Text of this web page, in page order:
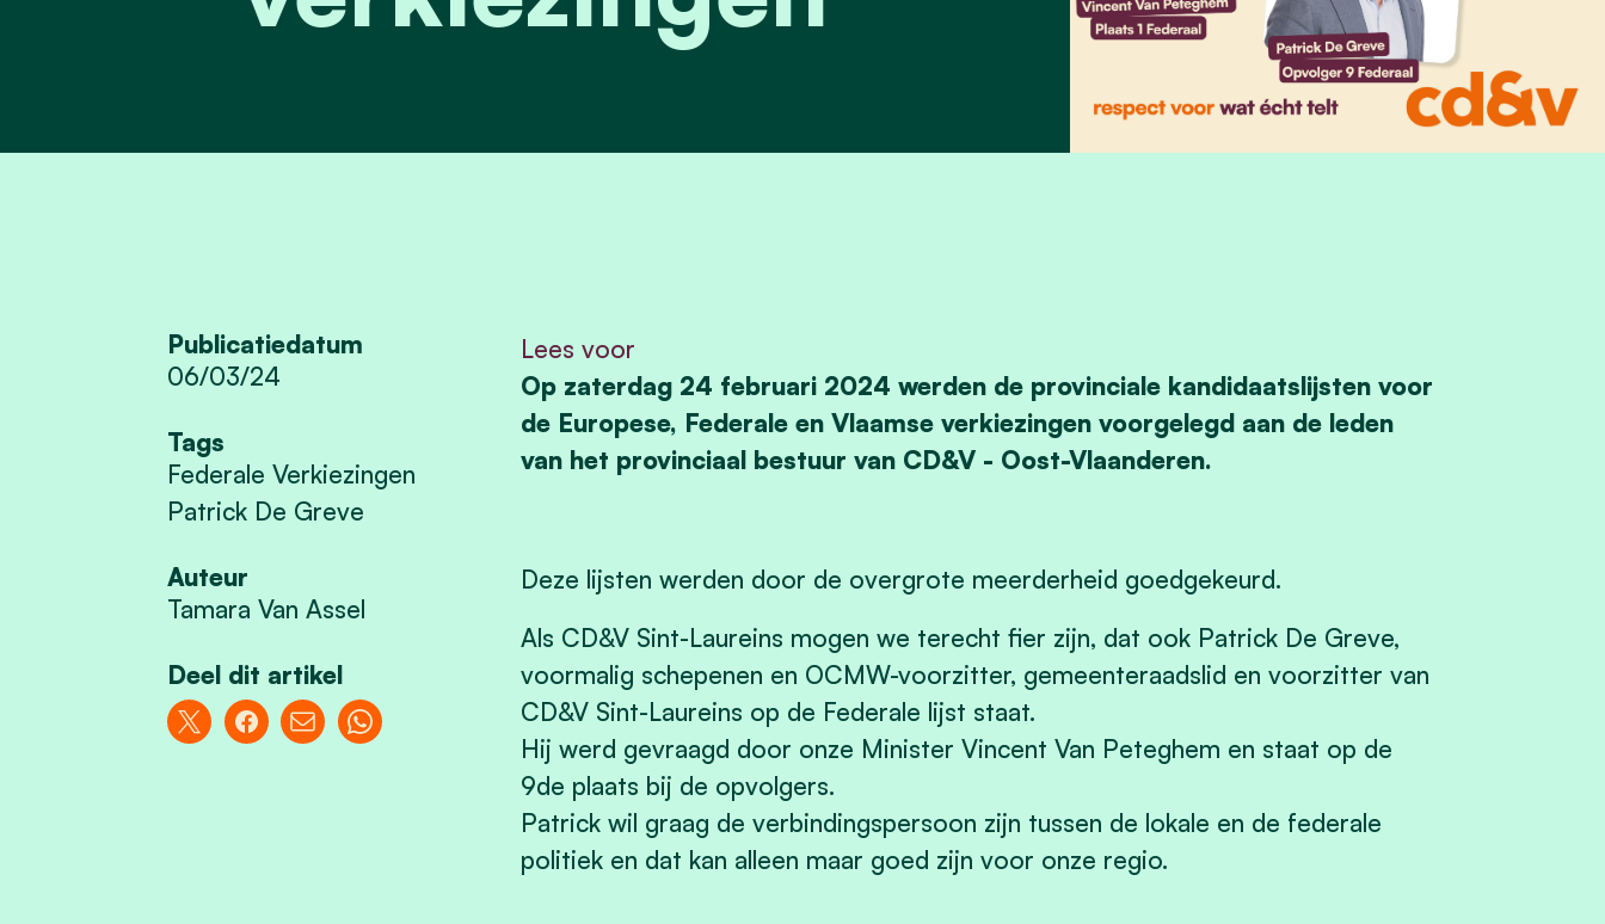
Publicatiedatum
06/03/24
Tags
Federale Verkiezingen
Patrick De Greve
Auteur
Tamara Van Assel
Deel dit artikel
Lees voor
Op zaterdag 24 februari 2024 werden de provinciale kandidaatslijsten voor
de Europese, Federale en Vlaamse verkiezingen voorgelegd aan de leden
van het provinciaal bestuur van CD&V - Oost-Vlaanderen.
Deze lijsten werden door de overgrote meerderheid goedgekeurd.
Als CD&V Sint-Laureins mogen we terecht fier zijn, dat ook Patrick De Greve,
voormalig schepenen en OCMW-voorzitter, gemeenteraadslid en voorzitter van
CD&V Sint-Laureins op de Federale lijst staat.
Hij werd gevraagd door onze Minister Vincent Van Peteghem en staat op de
9de plaats bij de opvolgers.
Patrick wil graag de verbindingspersoon zijn tussen de lokale en de federale
politiek en dat kan alleen maar goed zijn voor onze regio.